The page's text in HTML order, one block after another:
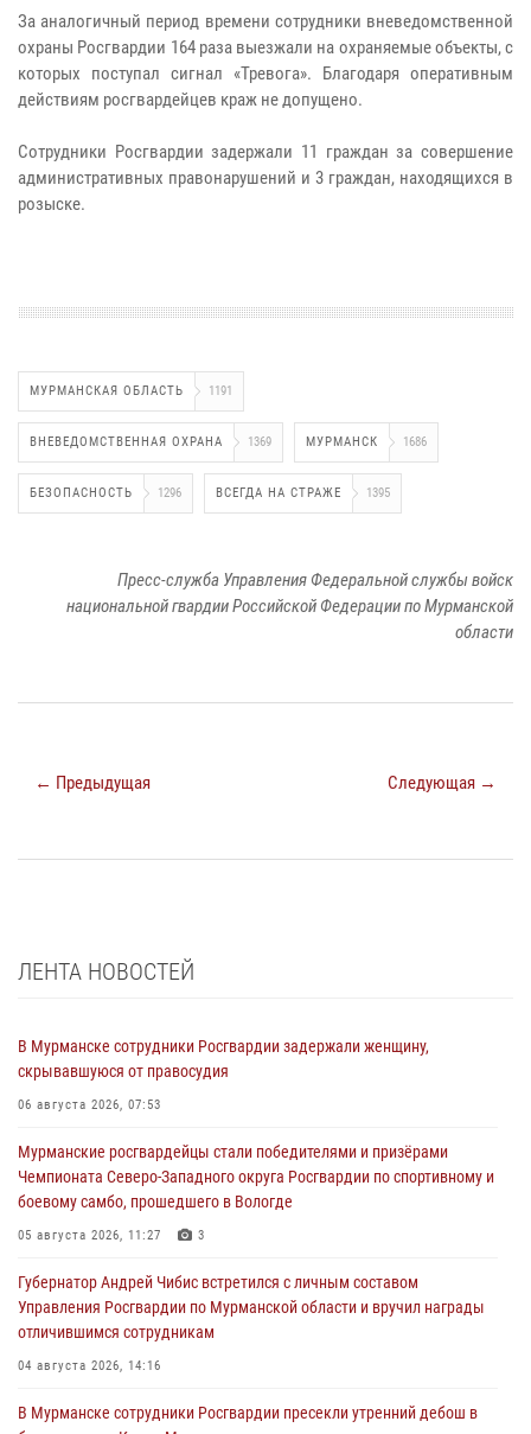
За аналогичный период времени сотрудники вневедомственной
охраны Росгвардии 164 раза выезжали на охраняемые объекты, с
которых поступал сигнал «Тревога». Благодаря оперативным
действиям росгвардейцев краж не допущено.
Сотрудники Росгвардии задержали 11 граждан за совершение
административных правонарушений и 3 граждан, находящихся в
розыске.
МУРМАНСКАЯ ОБЛАСТЬ 1191
ВНЕВЕДОМСТВЕННАЯ ОХРАНА 1369 МУРМАНСК 1686
БЕЗОПАСНОСТЬ 1296 ВСЕГДА НА СТРАЖЕ 1395
Пресс-служба Управления Федеральной службы войск
национальной гвардии Российской Федерации по Мурманской
области
← Предыдущая Следующая →
ЛЕНТА НОВОСТЕЙ
В Мурманске сотрудники Росгвардии задержали женщину,
скрывавшуюся от правосудия
06 августа 2026, 07:53
Мурманские росгвардейцы стали победителями и призёрами
Чемпионата Северо-Западного округа Росгвардии по спортивному и
боевому самбо, прошедшего в Вологде
05 августа 2026, 11:27 3
Губернатор Андрей Чибис встретился с личным составом
Управления Росгвардии по Мурманской области и вручил награды
отличившимся сотрудникам
04 августа 2026, 14:16
В Мурманске сотрудники Росгвардии пресекли утренний дебош в